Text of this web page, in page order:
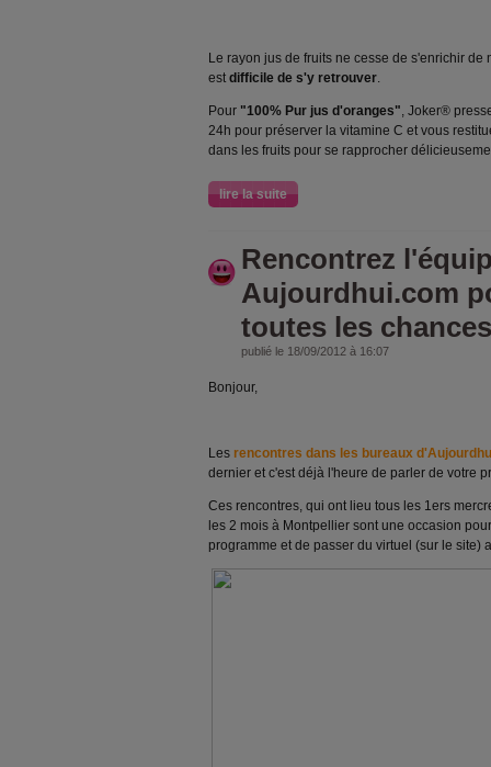
Le rayon jus de fruits ne cesse de s'enrichir
est difficile de s'y retrouver.
Pour "100% Pur jus d'oranges", Joker®
24h pour préserver la vitamine C et vous
dans les fruits pour se rapprocher
lire la suite
Rencontrez
Aujourdhui.com
toutes les
publié le 18/09/2012 à 16:07
Bonjour,
Les rencontres dans les bureaux
dernier et c'est déjà l'heure de parler de votre
Ces rencontres, qui ont lieu tous les 1ers
les 2 mois à Montpellier sont une occasion
programme et de passer du virtuel (sur le site)